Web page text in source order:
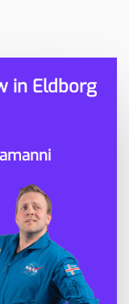
in Eldborg